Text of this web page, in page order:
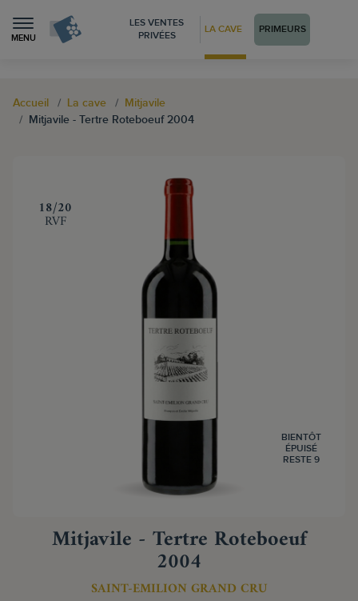
MENU
LES VENTES
PRIVÉES
LA CAVE PRIMEURS
Accueil La cave
Mitjavile
Mitjavile - Tertre Roteboeuf 2004
‍18/20
RVF
BIENTÔT
ÉPUISÉ
RESTE 9
Mitjavile - Tertre Roteboeuf
2004
SAINT-EMILION GRAND CRU